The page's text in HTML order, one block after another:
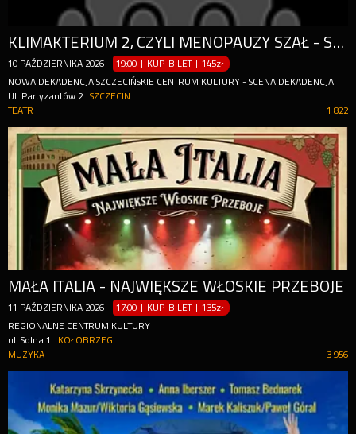
KLIMAKTERIUM 2, CZYLI MENOPAUZY SZAŁ - SPEKTAKL Z OKAZJI DNIA MATKI
10 PAŹDZIERNIKA 2026 - 19:00 | KUP-BILET |145zł
NOWA DEKADENCJA SZCZECIŃSKIE CENTRUM KULTURY - SCENA DEKADENCJA
Ul. Partyzantów 2
SZCZECIN
1 822
TEATR
MAŁA ITALIA - NAJWIĘKSZE WŁOSKIE PRZEBOJE
11 PAŹDZIERNIKA 2026 - 17:00 | KUP-BILET |135zł
REGIONALNE CENTRUM KULTURY
ul. Solna 1
KOŁOBRZEG
3 956
MUZYKA